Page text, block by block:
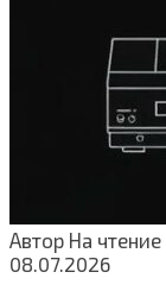
Автор На чтение
08.07.2026